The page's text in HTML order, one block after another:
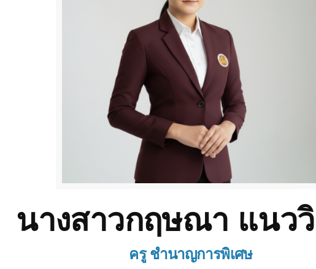
นางสาวกฤษณา แนว
ครู ชำนาญการพิเศษ